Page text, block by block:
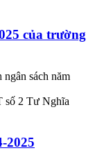
của trường
sách năm
số 2 Tư Nghĩa
2025